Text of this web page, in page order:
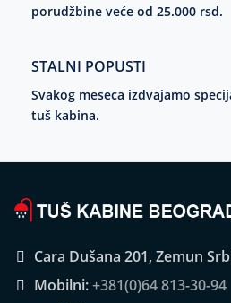
porudžbine veće od 25.000 rsd.
STALNI POPUSTI
Svakog meseca izdvajamo
tuš kabina.
Cara Dušana 201, Zemun
Mobilni:+381(0)64 813-30-94